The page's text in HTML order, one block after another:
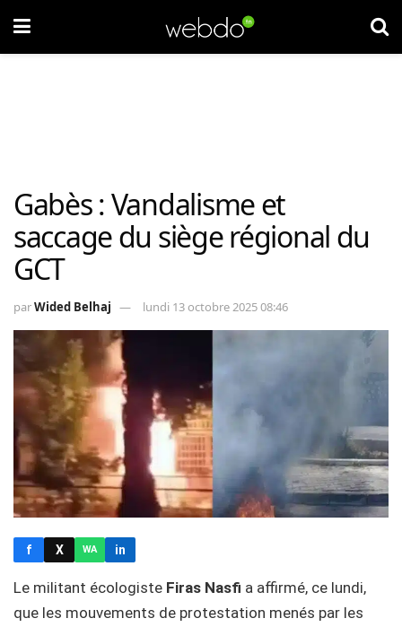
Gabès : Vandalisme et
saccage du siège régional du
GCT
parWided Belhaj lundi 13 octobre 2025 08:46
f X WA in
Le militant écologiste Firas Nasfi a affirmé, ce lundi,
que les mouvements de protestation menés par les